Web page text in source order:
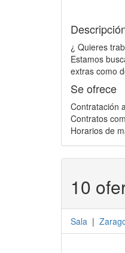
¿ Quieres
Estamos
extras como
Se ofrece
Contratación
Contratos
Horarios de
10
Sala |